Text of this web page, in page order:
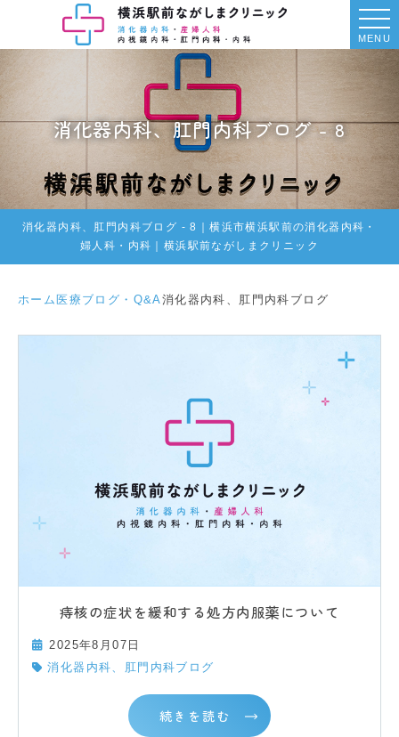
MENU
消化器内科、肛門内科ブログ - 8
消化器内科、肛門内科ブログ - 8｜横浜市横浜駅前の消化器内科・
婦人科・内科｜横浜駅前ながしまクリニック
ホーム 医療ブログ・Q&A消化器内科、肛門内科ブログ
痔核の症状を緩和する処方内服薬について
2025年8月07日
消化器内科、肛門内科ブログ
続きを読む